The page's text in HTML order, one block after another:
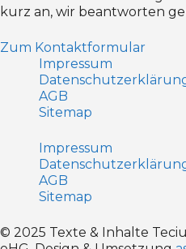
Menge
kurz an, wir beantworten
Zum Kontaktformular
Impressum
AGB
Sitemap
Impressum
AGB
Sitemap
© 2025 Texte & Inhalte